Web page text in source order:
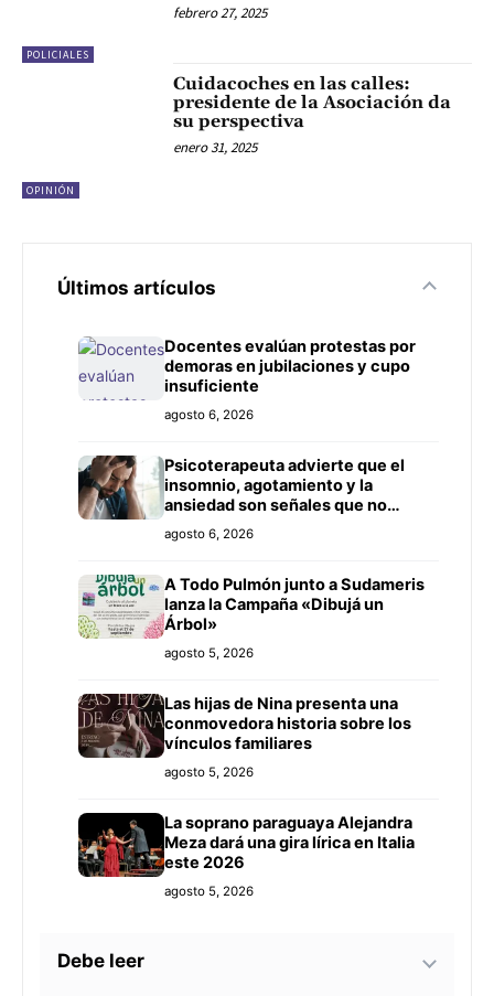
POLICIALES
febrero 27, 2025
OPINIÓN
Cuidacoches en las calles:
presidente de la Asociación da
su perspectiva
enero 31, 2025
Últimos artículos
Docentes evalúan protestas por
demoras en jubilaciones y cupo
insuficiente
agosto 6, 2026
Psicoterapeuta advierte que el
insomnio, agotamiento y la
ansiedad son señales que no
deben ignorarse
agosto 6, 2026
A Todo Pulmón junto a Sudameris
lanza la Campaña «Dibujá un
Árbol»
agosto 5, 2026
Las hijas de Nina presenta una
conmovedora historia sobre los
vínculos familiares
agosto 5, 2026
La soprano paraguaya Alejandra
Meza dará una gira lírica en Italia
este 2026
agosto 5, 2026
Debe leer